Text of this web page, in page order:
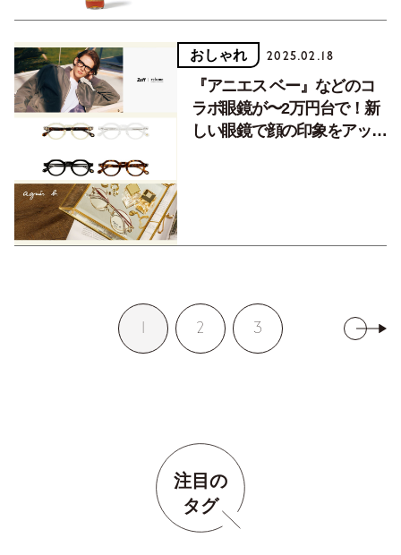
おしゃれ 2025.02.18
『アニエス ベー』などのコ
ラボ眼鏡が〜2万円台で！新
しい眼鏡で顔の印象をアップ
1 2 3
注目の
タグ